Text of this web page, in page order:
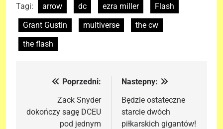
Tagi: arrow dc ezra miller
Flash
Grant Gustin
multiverse
the cw
the flash
NawigacjaPoprzedni:
Zack Snyder
dokończy sagę DCEU
pod jednym
Nastepny:
Będzie ostateczne
starcie dwóch
piłkarskich gigantów!